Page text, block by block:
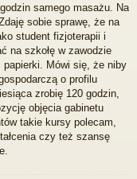
samego masażu. Na
sobie sprawę, że na
student fizjoterapii i
na szkołę w zawodzie
papierki. Mówi się, że niby
o profilu
zrobię 120 godzin,
objęcia gabinetu
takie kursy polecam,
czy też szansę